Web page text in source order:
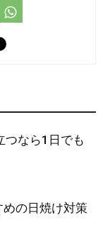
つなら1日でも
めの日焼け対策